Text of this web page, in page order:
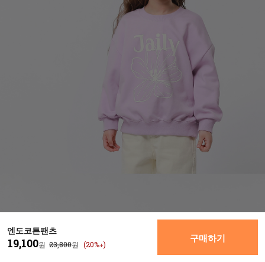
엔도코튼팬츠
19,100원 23,800원 (20%↓)
구매하기